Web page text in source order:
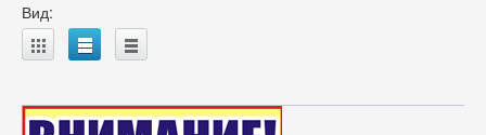
Вид:
A B C